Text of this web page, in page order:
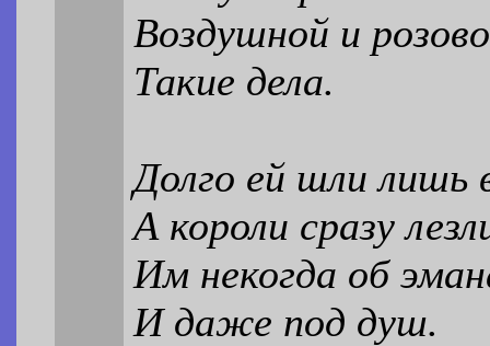
Воздушной и
Такие дела.
Долго ей шли лишь
А короли сразу
Им некогда об
И даже под душ.